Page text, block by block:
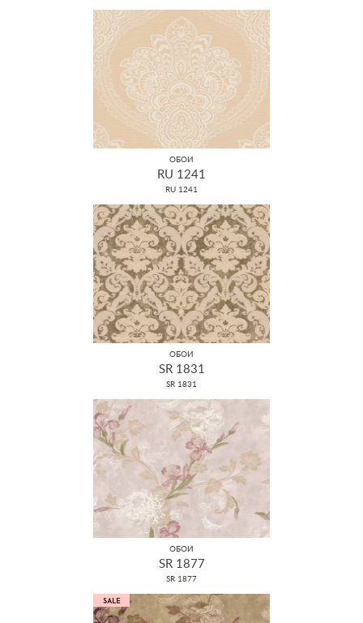
ОБОИ
RU 1241
RU 1241
ОБОИ
SR 1831
SR 1831
ОБОИ
SR 1877
SR 1877